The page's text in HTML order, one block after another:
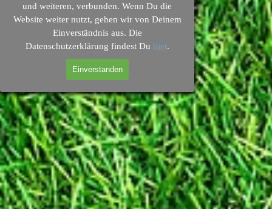
und weiteren, verbunden. Wenn Du die
Website weiter nutzt, gehen wir von Deinem
Einverständnis aus. Die
Datenschutzerklärung findest Du hier.
Einverstanden